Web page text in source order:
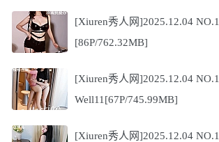
[Xiuren秀人网]2025.12.04
[86P/762.32MB]
[Xiuren秀人网]2025.12.04
Well11[67P/745.99MB]
[Xiuren秀人网]2025.12.04